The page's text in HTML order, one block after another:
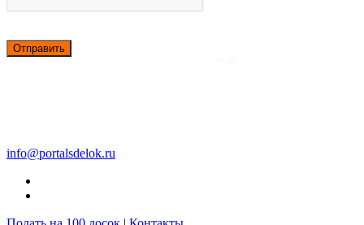
Отправить
info@portalsdelok.ru